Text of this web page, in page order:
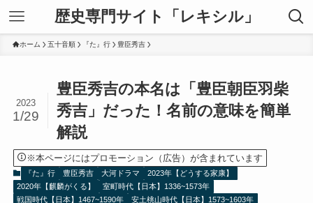
歴史専門サイト「レキシル」
ホーム 五十音順 『た』行 豊臣秀吉
豊臣秀吉の本名は「豊臣朝臣羽柴
秀吉」だった！名前の意味を簡単
解説
2023
1/29
※本ページにはプロモーション（広告）が含まれています
『た』行 豊臣秀吉 大河ドラマ
2023年【どうする家康】
2020年【麒麟がくる】
室町時代【日本】1336~1573年
戦国時代【日本】1467~1590年
安土桃山時代【日本】1573~1603年